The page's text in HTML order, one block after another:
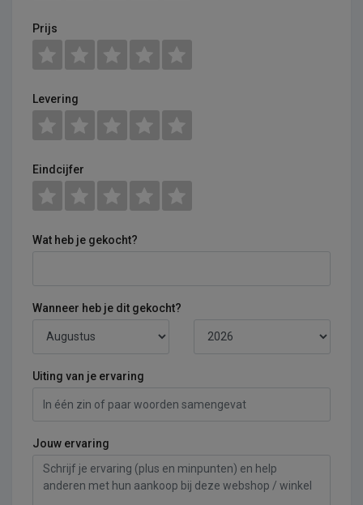
Prijs
Levering
Eindcijfer
Wat heb je gekocht?
Wanneer heb je dit gekocht?
Uiting van je ervaring
Jouw ervaring